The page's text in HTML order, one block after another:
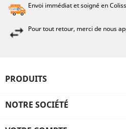
Envoi immédiat et soigné en
Pour tout retour, merci de nous
PRODUITS
NOTRE SOCIÉTÉ